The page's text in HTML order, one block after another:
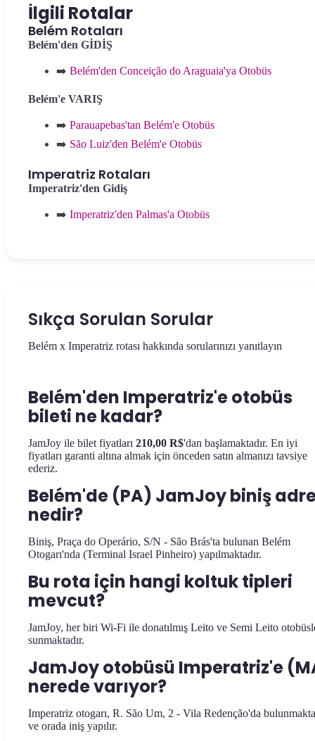
İlgili Rotalar
Belém Rotaları
Belém'den GİDİŞ
➡️ Belém'den Conceição do Araguaia'ya Otobüs
Belém'e VARIŞ
➡️ Parauapebas'tan Belém'e Otobüs
➡️ São Luiz'den Belém'e Otobüs
Imperatriz Rotaları
Imperatriz'den Gidiş
➡️ Imperatriz'den Palmas'a Otobüs
Sıkça Sorulan Sorular
Belém x Imperatriz rotası hakkında sorularınızı yanıtlayın
Belém'den Imperatriz'e otobüs
bileti ne kadar?
JamJoy ile bilet fiyatları 210,00 R$'dan başlamaktadır. En iyi
fiyatları garanti altına almak için önceden satın almanızı tavsiye
ederiz.
Belém'de (PA) JamJoy biniş
nedir?
Biniş, Praça do Operário, S/N - São Brás'ta bulunan Belém
Otogarı'nda (Terminal Israel Pinheiro) yapılmaktadır.
Bu rota için hangi koltuk tipleri
mevcut?
JamJoy, her biri Wi-Fi ile donatılmış Leito ve Semi Leito
sunmaktadır.
JamJoy otobüsü Imperatriz'e
nerede varıyor?
Imperatriz otogarı, R. São Um, 2 - Vila Redenção'da
ve orada iniş yapılır.